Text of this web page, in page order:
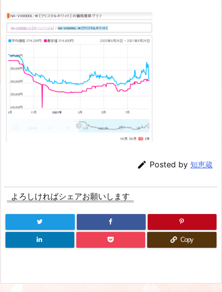
 Posted by 知恵蔵
よろしければシェアお願いします
Copy